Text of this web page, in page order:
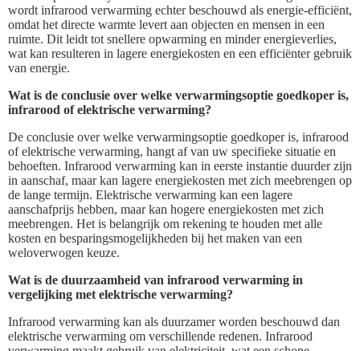
wordt infrarood verwarming echter beschouwd als energie-efficiënt,
omdat het directe warmte levert aan objecten en mensen in een
ruimte. Dit leidt tot snellere opwarming en minder energieverlies,
wat kan resulteren in lagere energiekosten en een efficiënter gebruik
van energie.
Wat is de conclusie over welke verwarmingsoptie goedkoper is,
infrarood of elektrische verwarming?
De conclusie over welke verwarmingsoptie goedkoper is, infrarood
of elektrische verwarming, hangt af van uw specifieke situatie en
behoeften. Infrarood verwarming kan in eerste instantie duurder zijn
in aanschaf, maar kan lagere energiekosten met zich meebrengen op
de lange termijn. Elektrische verwarming kan een lagere
aanschafprijs hebben, maar kan hogere energiekosten met zich
meebrengen. Het is belangrijk om rekening te houden met alle
kosten en besparingsmogelijkheden bij het maken van een
weloverwogen keuze.
Wat is de duurzaamheid van infrarood verwarming in
vergelijking met elektrische verwarming?
Infrarood verwarming kan als duurzamer worden beschouwd dan
elektrische verwarming om verschillende redenen. Infrarood